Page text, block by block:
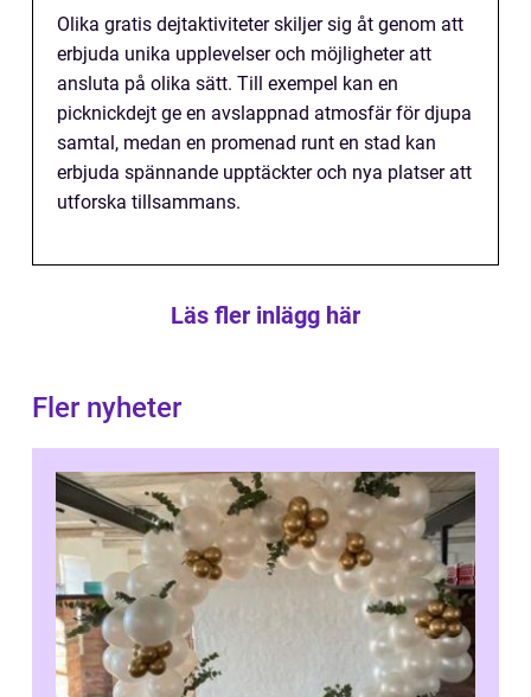
Olika gratis dejtaktiviteter skiljer sig åt genom att
erbjuda unika upplevelser och möjligheter att
ansluta på olika sätt. Till exempel kan en
picknickdejt ge en avslappnad atmosfär för djupa
samtal, medan en promenad runt en stad kan
erbjuda spännande upptäckter och nya platser att
utforska tillsammans.
Läs fler inlägg här
Fler nyheter